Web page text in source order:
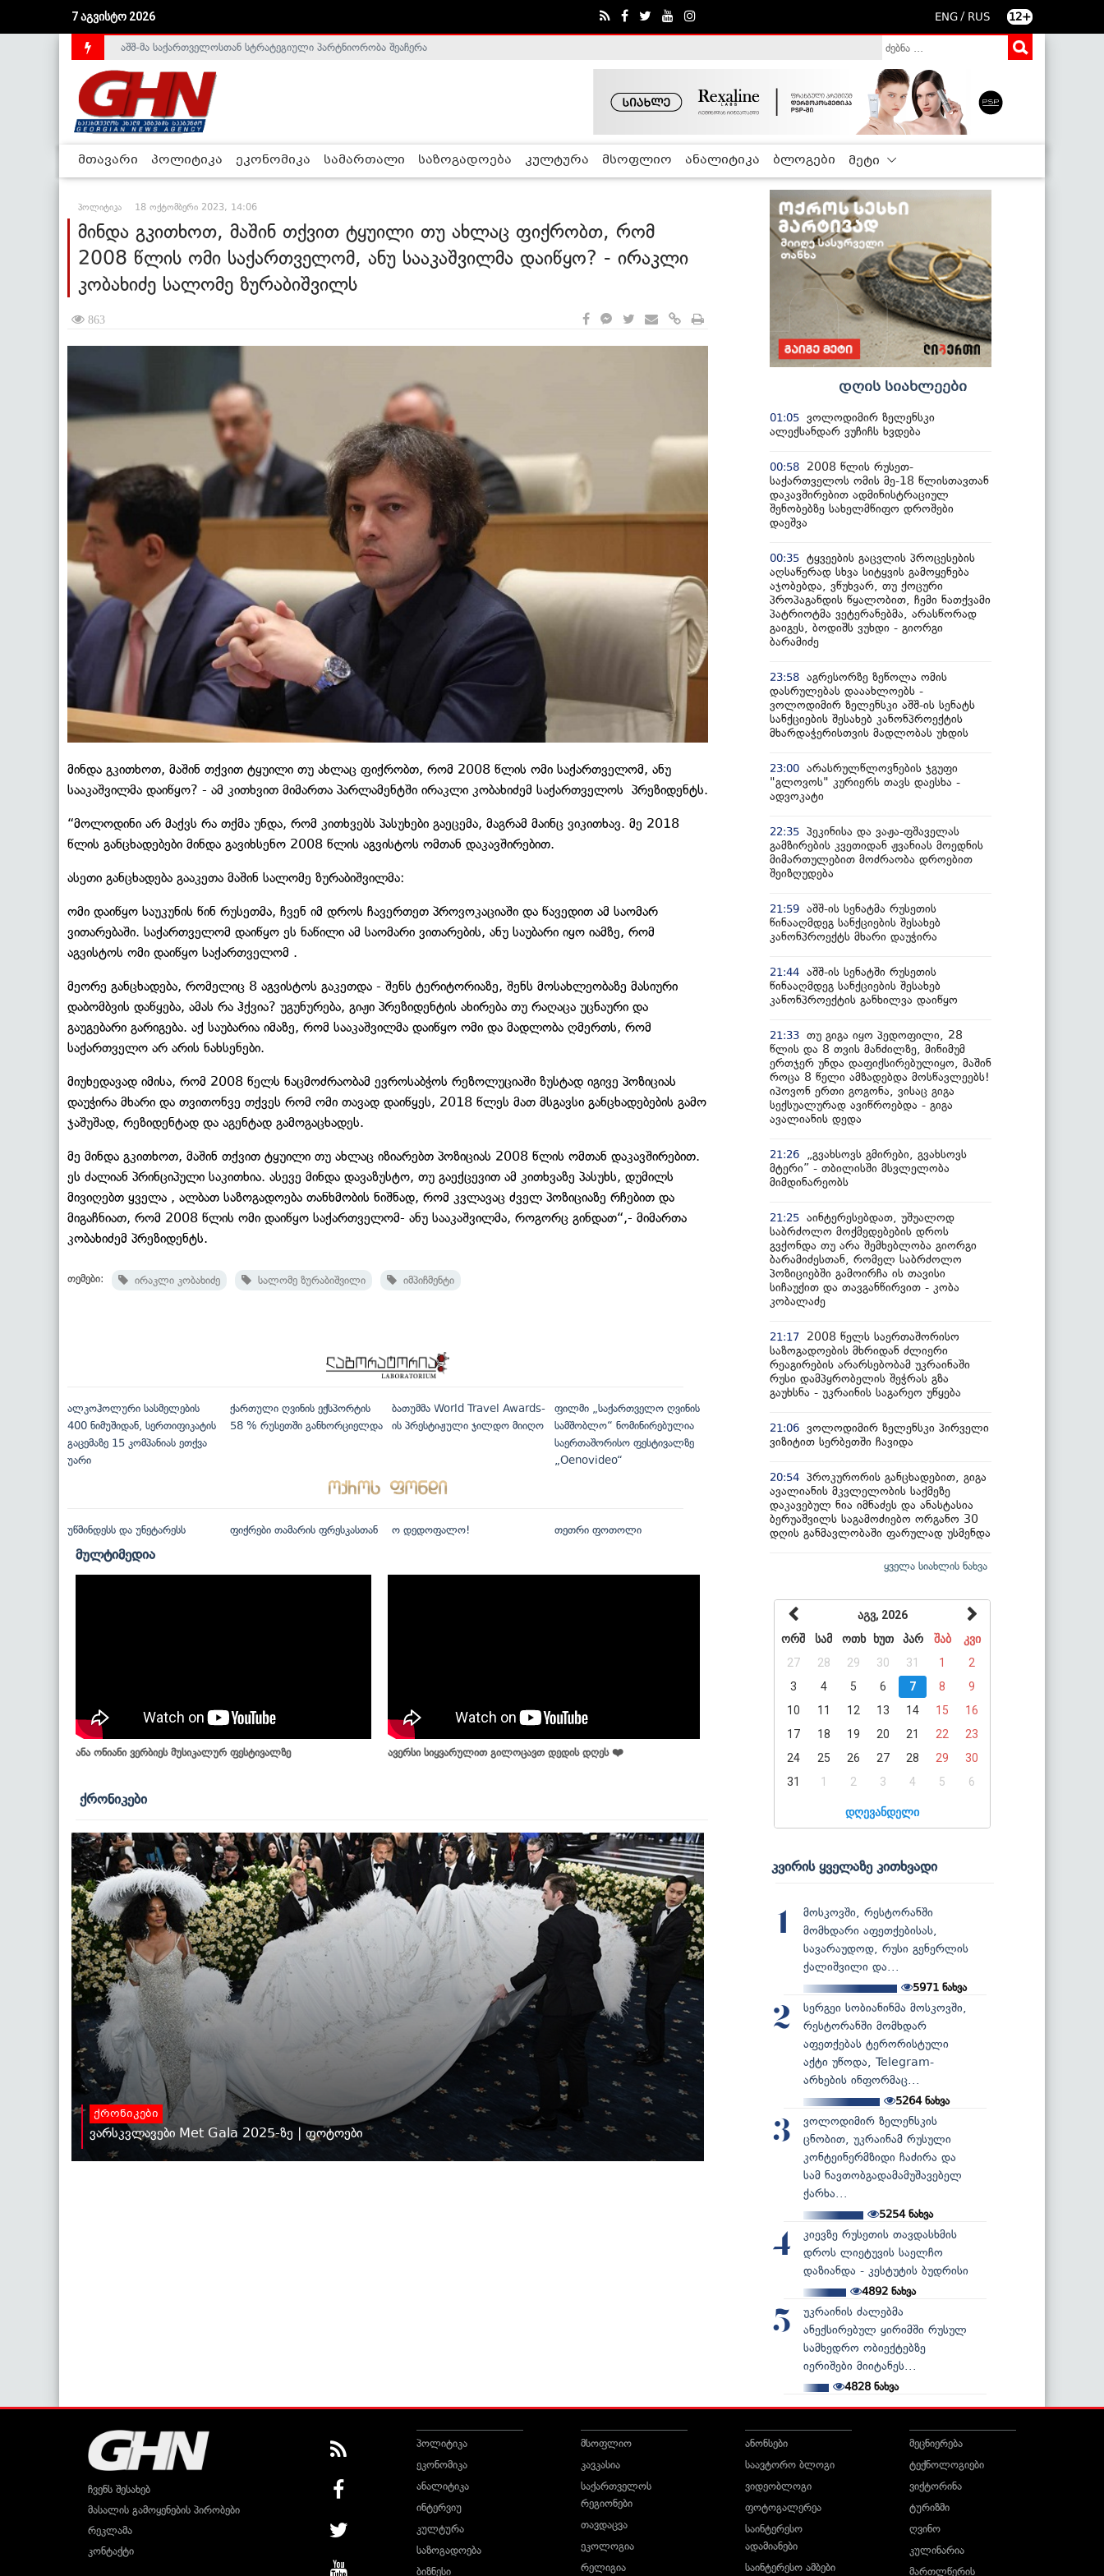
7 აგვისტო 2026 ENG / RUS 12+
საქართველოს დე-ფაქტო მთავრობა არალეგიტიმურია - ჰელსინკის კომისია
აშშ-მა საქართველოსთან სტრატეგიული პარტნიორობა შეაჩერა
მთავარი პოლიტიკა ეკონომიკა სამართალი საზოგადოება კულტურა მსოფლიო ანალიტიკა ბლოგები მეტი
პოლიტიკა 18 ოქტომბერი 2023, 14:06
მინდა გკითხოთ, მაშინ თქვით ტყუილი თუ ახლაც ფიქრობთ, რომ
2008 წლის ომი საქართველომ, ანუ სააკაშვილმა დაიწყო? - ირაკლი
კობახიძე სალომე ზურაბიშვილს
863
მინდა გკითხოთ, მაშინ თქვით ტყუილი თუ ახლაც ფიქრობთ, რომ 2008 წლის ომი საქართველომ, ანუ
სააკაშვილმა დაიწყო? - ამ კითხვით მიმართა პარლამენტში ირაკლი კობახიძემ საქართველოს პრეზიდენტს.
“მოლოდინი არ მაქვს რა თქმა უნდა, რომ კითხვებს პასუხები გაეცემა, მაგრამ მაინც ვიკითხავ. მე 2018
წლის განცხადებები მინდა გავიხსენო 2008 წლის აგვისტოს ომთან დაკავშირებით.
ასეთი განცხადება გააკეთა მაშინ სალომე ზურაბიშვილმა:
ომი დაიწყო საუკუნის წინ რუსეთმა, ჩვენ იმ დროს ჩავერთეთ პროვოკაციაში და წავედით ამ საომარ
ვითარებაში. საქართველომ დაიწყო ეს ნაწილი ამ საომარი ვითარების, ანუ საუბარი იყო იამზე, რომ
აგვისტოს ომი დაიწყო საქართველომ .
მეორე განცხადება, რომელიც 8 აგვისტოს გაკეთდა - შენს ტერიტორიაზე, შენს მოსახლეობაზე მასიური
დაბომბვის დაწყება, ამას რა ჰქვია? უგუნურება, გიჟი პრეზიდენტის ახირება თუ რაღაცა უცნაური და
გაუგებარი გარიგება. აქ საუბარია იმაზე, რომ სააკაშვილმა დაიწყო ომი და მადლობა ღმერთს, რომ
საქართველო არ არის ნახსენები.
მიუხედავად იმისა, რომ 2008 წელს ნაცმოძრაობამ ევროსაბჭოს რეზოლუციაში ზუსტად იგივე პოზიციას
დაუჭირა მხარი და თვითონვე თქვეს რომ ომი თავად დაიწყეს, 2018 წლეს მათ მსგავსი განცხადებების გამო
ჯაშუშად, რეზიდენტად და აგენტად გამოგაცხადეს.
მე მინდა გკითხოთ, მაშინ თქვით ტყუილი თუ ახლაც იზიარებთ პოზიციას 2008 წლის ომთან დაკავშირებით.
ეს ძალიან პრინციპული საკითხია. ასევე მინდა დავაზუსტო, თუ გაექცევით ამ კითხვაზე პასუხს, დუმილს
მივიღებთ ყველა , ალბათ საზოგადოება თანხმობის ნიშნად, რომ კვლავაც ძველ პოზიციაზე რჩებით და
მიგაჩნიათ, რომ 2008 წლის ომი დაიწყო საქართველომ- ანუ სააკაშვილმა, როგორც გინდათ“,- მიმართა
კობახიძემ პრეზიდენტს.
თემები: ირაკლი კობახიძე სალომე ზურაბიშვილი იმპიჩმენტი
ალკოჰოლური სასმელების
400 ნიმუშიდან, სერთიფიკატის
გაცემაზე 15 კომპანიას ეთქვა
უარი
ქართული ღვინის ექსპორტის
58 % რუსეთში განხორციელდა
ბათუმმა World Travel Awards-
ის პრესტიჟული ჯილდო მიიღო
ფილმი „საქართველო ღვინის
სამშობლო“ ნომინირებულია
საერთაშორისო ფესტივალზე
„Oenovideo“
უწმინდესს და უნეტარესს ფიქრები თამარის ფრესკასთან ო დედოფალო! თეთრი ფოთოლი
მულტიმედია
ანა ონიანი ვერბიეს მუსიკალურ ფესტივალზე ავერსი სიყვარულით გილოცავთ დედის დღეს ❤️
ქრონიკები
ქრონიკები
ვარსკვლავები Met Gala 2025-ზე | ფოტოები
დღის სიახლეები
01:05 ვოლოდიმირ ზელენსკი
ალექსანდარ ვუჩიჩს ხვდება
00:58
2008 წლის რუსეთ-
საქართველოს ომის მე-18 წლისთავთან
დაკავშირებით ადმინისტრაციულ
შენობებზე სახელმწიფო დროშები
დაეშვა
00:35 ტყვეების გაცვლის პროცესების
აღსაწერად სხვა სიტყვის გამოყენება
აჯობებდა, ვწუხვარ, თუ ქოცური
პროპაგანდის წყალობით, ჩემი ნათქვამი
პატრიოტმა ვეტერანებმა, არასწორად
გაიგეს, ბოდიშს ვუხდი - გიორგი
ბარამიძე
23:58 აგრესორზე ზეწოლა ომის
დასრულებას დააახლოებს -
ვოლოდიმირ ზელენსკი აშშ-ის სენატს
სანქციების შესახებ კანონპროექტის
მხარდაჭერისთვის მადლობას უხდის
23:00 არასრულწლოვნების ჯგუფი
"გლოვოს" კურიერს თავს დაესხა -
ადვოკატი
22:35 პეკინისა და ვაჟა-ფშაველას
გამზირების კვეთიდან ჟვანიას მოედნის
მიმართულებით მოძრაობა დროებით
შეიზღუდება
21:59 აშშ-ის სენატმა რუსეთის
წინააღმდეგ სანქციების შესახებ
კანონპროექტს მხარი დაუჭირა
21:44 აშშ-ის სენატში რუსეთის
წინააღმდეგ სანქციების შესახებ
კანონპროექტის განხილვა დაიწყო
21:33 თუ გიგა იყო პედოფილი, 28
წლის და 8 თვის მანძილზე, მინიმუმ
ერთჯერ უნდა დაფიქსირებულიყო, მაშინ
როცა 8 წელი ამზადებდა მოსწავლეებს!
იპოვონ ერთი გოგონა, ვისაც გიგა
სექსუალურად ავიწროებდა - გიგა
ავალიანის დედა
21:26
„გვახსოვს გმირები, გვახსოვს
მტერი” - თბილისში მსვლელობა
მიმდინარეობს
21:25 აინტერესებდათ, უშუალოდ
საბრძოლო მოქმედებების დროს
გვქონდა თუ არა შემხებლობა გიორგი
ბარამიძესთან, რომელ საბრძოლო
პოზიციებში გამოირჩა ის თავისი
სიჩაუქით და თავგანწირვით - კობა
კობალაძე
21:17
2008 წელს საერთაშორისო
საზოგადოების მხრიდან ძლიერი
რეაგირების არარსებობამ უკრაინაში
რუსი დამპყრობელის შეჭრას გზა
გაუხსნა - უკრაინის საგარეო უწყება
21:06 ვოლოდიმირ ზელენსკი პირველი
ვიზიტით სერბეთში ჩავიდა
20:54 პროკურორის განცხადებით, გიგა
ავალიანის მკვლელობის საქმეზე
დაკავებულ ნია იმნაძეს და ანასტასია
ბერუაშვილს საგამოძიებო ორგანო 30
დღის განმავლობაში ფარულად უსმენდა
ყველა სიახლის ნახვა
აგვ, 2026
ორშ
სამ ოთხ ხუთ პარ შაბ
კვი
27
28 29 30 31 1
2
3
4 5 6 7 8
9
10
11 12 13 14 15
16
17
18 19 20 21 22
23
24
25 26 27 28 29
30
31
1 2 3 4 5 6
დღევანდელი
კვირის ყველაზე კითხვადი
1
მოსკოვში, რესტორანში
მომხდარი აფეთქებისას,
სავარაუდოდ, რუსი გენერლის
ქალიშვილი და...
5971 ნახვა
2
სერგეი სობიანინმა მოსკოვში,
რესტორანში მომხდარ
აფეთქებას ტერორისტული
აქტი უწოდა, Telegram-
არხების ინფორმაც...
5264ნახვა
3
ვოლოდიმირ ზელენსკის
ცნობით, უკრაინამ რუსული
კონტეინერმზიდი ჩაძირა და
სამ ნავთობგადამამუშავებელ
ქარხა...
5254ნახვა
4
კიევზე რუსეთის თავდასხმის
დროს ლიეტუვის საელჩო
დაზიანდა - კესტუტის ბუდრისი
4892ნახვა
5
უკრაინის ძალებმა
ანექსირებულ ყირიმში რუსულ
სამხედრო ობიექტებზე
იერიშები მიიტანეს...
4828 ნახვა
ჩვენს შესახებ
მასალის გამოყენების პირობები
რეკლამა
კონტაქტი
პოლიტიკა
ეკონომიკა
ანალიტიკა
ინტერვიუ
კულტურა
საზოგადოება
ბიზნესი
მსოფლიო
კავკასია
საქართველოს
რეგიონები
თავდაცვა
ეკოლოგია
რელიგია
ანონსები
საავტორო ბლოგი
ვიდეობლოგი
ფოტოგალერეა
საინტერესო
ადამიანები
საინტერესო ამბები
მეცნიერება
ტექნოლოგიები
ვიქტორინა
ტურიზმი
ღვინო
კულინარია
მართლწერის